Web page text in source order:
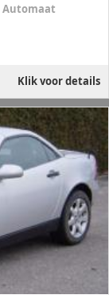
Automaat
Klik voor details